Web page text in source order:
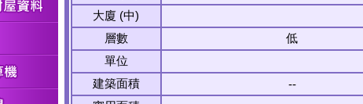
大廈 (中)
層數
低
單位
建築面積
--